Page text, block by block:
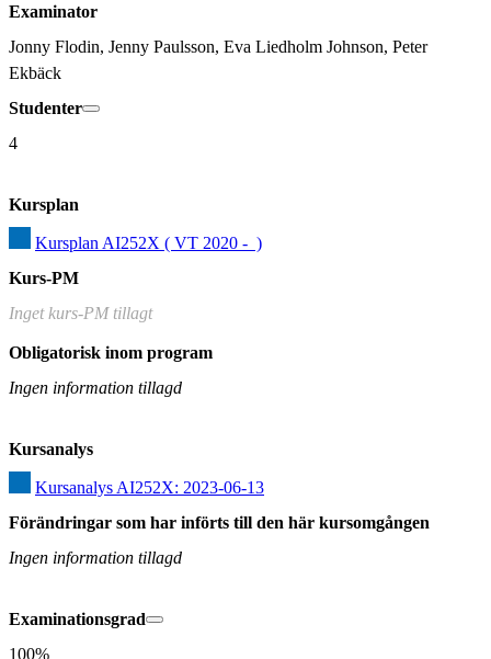
Examinator
Jonny Flodin, Jenny Paulsson, Eva Liedholm Johnson, Peter
Ekbäck
Studenter
4
Kursplan
Kursplan AI252X ( VT 2020 -  )
Kurs-PM
Inget kurs-PM tillagt
Obligatorisk inom program
Ingen information tillagd
Kursanalys
Kursanalys AI252X: 2023-06-13
Förändringar som har införts till den här kursomgången
Ingen information tillagd
Examinationsgrad
100%